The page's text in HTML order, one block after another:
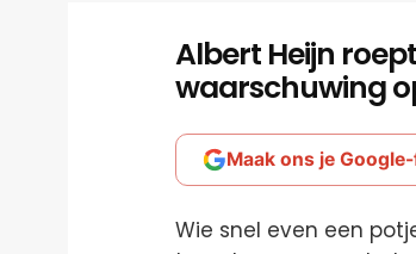
Albert Heijn
waarschuwing
Maak ons je
Wie snel even een